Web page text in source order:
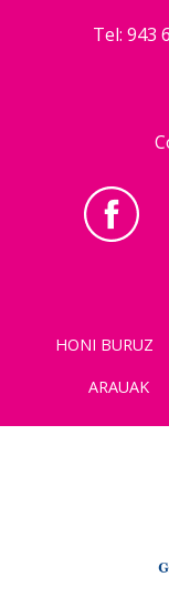
Tel: 943
HONI BURUZ
ARAUAK